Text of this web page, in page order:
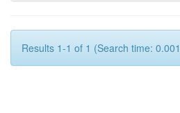
Results 1-1 of 1 (Search time: